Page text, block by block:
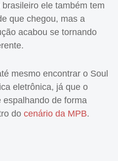
ele também tem
que chegou, mas a
acabou se tornando
mesmo encontrar o Soul
eletrônica, já que o
de forma
do cenário da MPB.